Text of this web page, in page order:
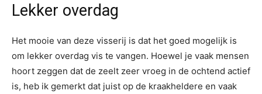
Lekker overdag
Het mooie van deze visserij is dat het goed mogelijk is
om lekker overdag vis te vangen. Hoewel je vaak mensen
hoort zeggen dat de zeelt zeer vroeg in de ochtend actief
is, heb ik gemerkt dat juist op de kraakheldere en vaak